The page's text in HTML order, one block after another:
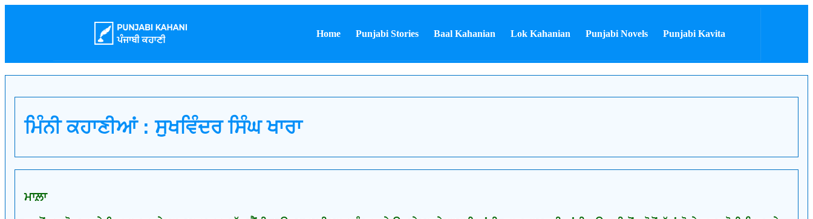
Home Punjabi Stories Baal Kahanian Lok Kahanian Punjabi Novels Punjabi Kavita
ਮਿੰਨੀ ਕਹਾਣੀਆਂ : ਸੁਖਵਿੰਦਰ ਸਿੰਘ ਖਾਰਾ
ਮਾਲ਼ਾ